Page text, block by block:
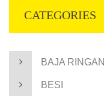
CATEGORIES
BAJA RINGAN
BESI